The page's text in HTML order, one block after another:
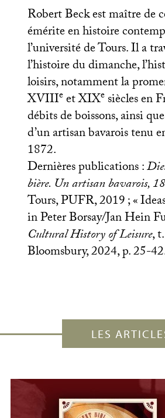
Robert Beck est maître de
émérite en histoire
l’université de Tours. Il a
l’histoire du dimanche,
loisirs, notamment la
XVIIIeetXIXesiècles en
débits de boissons, ainsi
d’un artisan bavarois tenu
1872.
Dernières publications :
bière. Un artisan bavarois,
Tours,PUFR, 2019; «
in Peter Borsay/Jan Hein
Cultural History of Leisure,
Bloomsbury, 2024, p. 25-
LES